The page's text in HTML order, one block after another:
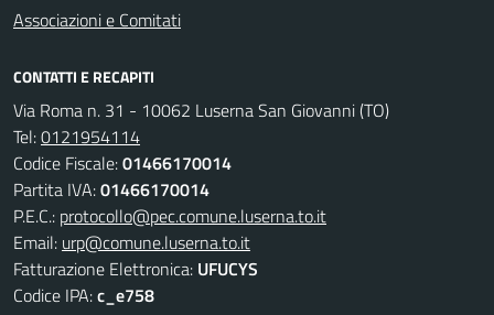
Associazioni e Comitati
CONTATTI E RECAPITI
Via Roma n. 31 - 10062 Luserna San Giovanni (TO)
Tel:0121954114
Codice Fiscale:01466170014
Partita IVA:01466170014
P.E.C.: protocollo@pec.comune.luserna.to.it
Email: urp@comune.luserna.to.it
Fatturazione Elettronica: UFUCYS
Codice IPA:c_e758